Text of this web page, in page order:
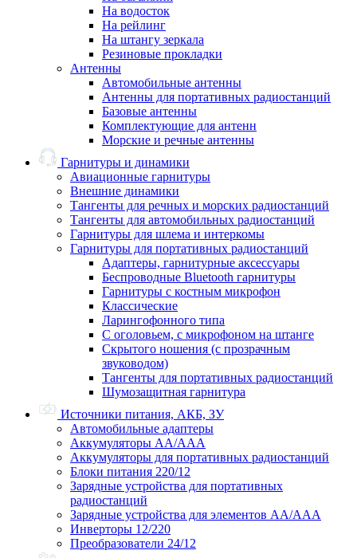
На водосток
На рейлинг
На штангу зеркала
Резиновые прокладки
Антенны
Автомобильные антенны
Антенны для портативных радиостанций
Базовые антенны
Комплектующие для антенн
Морские и речные антенны
Гарнитуры и динамики
Авиационные гарнитуры
Внешние динамики
Тангенты для речных и морских радиостанций
Тангенты для автомобильных радиостанций
Гарнитуры для шлема и интеркомы
Гарнитуры для портативных радиостанций
Адаптеры, гарнитурные аксессуары
Беспроводные Bluetooth гарнитуры
Гарнитуры с костным микрофон
Классические
Ларингофонного типа
С оголовьем, с микрофоном на штанге
Скрытого ношения (с прозрачным
звуководом)
Тангенты для портативных радиостанций
Шумозащитная гарнитура
Источники питания, АКБ, ЗУ
Автомобильные адаптеры
Аккумуляторы АА/ААА
Аккумуляторы для портативных радиостанций
Блоки питания 220/12
Зарядные устройства для портативных
радиостанций
Зарядные устройства для элементов АА/ААА
Инверторы 12/220
Преобразователи 24/12